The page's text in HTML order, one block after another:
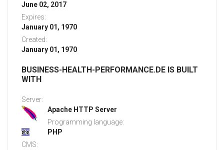
June 02, 2017
Expires:
January 01, 1970
Created:
January 01, 1970
BUSINESS-HEALTH-PERFORMANCE.DE IS BUILT
WITH
Server:
Apache HTTP Server
Programming language:
PHP
CMS: